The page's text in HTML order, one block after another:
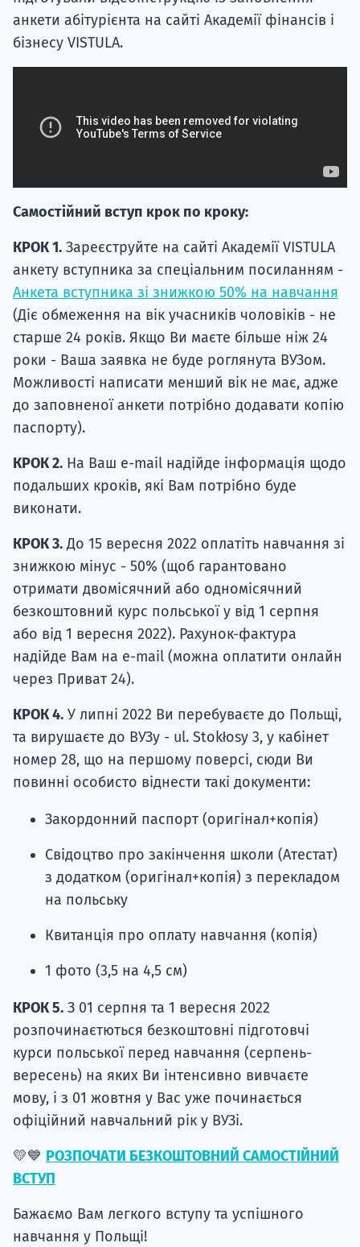
анкети абітурієнта на сайті Академії фінансів і
бізнесу VISTULA.
Самостійний вступ крок по кроку:
КРОК 1. Зареєструйте на сайті Академії VISTULA
анкету вступника за спеціальним посиланням -
Анкета вступника зі знижкою 50% на навчання
(Діє обмеження на вік учасників чоловіків - не
старше 24 років. Якщо Ви маєте більше ніж 24
роки - Ваша заявка не буде роглянута ВУЗом.
Можливості написати менший вік не має, адже
до заповненої анкети потрібно додавати копію
паспорту).
КРОК 2. На Ваш e-mail надійде інформація щодо
подальших кроків, які Вам потрібно буде
виконати.
КРОК 3.До 15 вересня 2022 оплатіть навчання зі
знижкою мінус - 50% (щоб гарантовано
отримати двомісячний або одномісячний
безкоштовний курс польської у від 1 серпня
або від 1 вересня 2022). Рахунок-фактура
надійде Вам на e-mail (можна оплатити онлайн
через Приват 24).
КРОК 4. У липні 2022 Ви перебуваєте до Польщі,
та вирушаєте до ВУЗу - ul. Stokłosy 3, у кабінет
номер 28, що на першому поверсі, сюди Ви
повинні особисто віднести такі документи:
Закордонний паспорт (оригінал+копія)
Свідоцтво про закінчення школи (Атестат)
з додатком (оригінал+копія) з перекладом
на польську
Квитанція про оплату навчання (копія)
1 фото (3,5 на 4,5 см)
КРОК 5. З 01 серпня та 1 вересня 2022
розпочинаєтються безкоштовні підготовчі
курси польської перед навчання (серпень-
вересень) на яких Ви інтенсивно вивчаєте
мову, і з 01 жовтня у Вас уже починається
офіційний навчальний рік у ВУЗі.
💛💙 РОЗПОЧАТИ БЕЗКОШТОВНИЙ САМОСТІЙНИЙ
ВСТУП
Бажаємо Вам легкого вступу та успішного
навчання у Польщі!